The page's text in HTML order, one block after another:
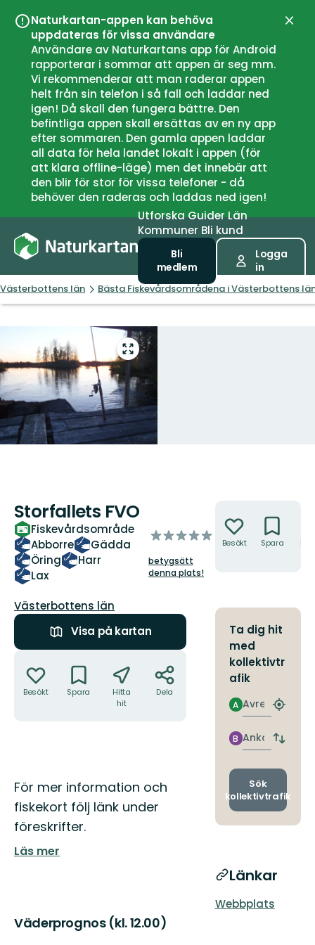
Naturkartan-appen kan behöva
uppdateras för vissa användare
Användare av Naturkartans app för Android
rapporterar i sommar att appen är seg mm.
Vi rekommenderar att man raderar appen
helt från sin telefon i så fall och laddar ned
igen! Då skall den fungera bättre. Den
befintliga appen skall ersättas av en ny app
efter sommaren. Den gamla appen laddar
all data för hela landet lokalt i appen (för
att klara offline-läge) men det innebär att
den blir för stor för vissa telefoner - då
behöver den raderas och laddas ned igen!
UtforskaGuiderLän
Kommuner Bli kund
Bli
medlem
Logga
in
Västerbottens län Bästa Fiskevårdsområdena i Västerbottens
Gå
till
helskärmsläge
Storfallets FVO
Fiskevårdsområde
Abborre
Gädda
Öring
Harr
Lax
av
stjärnor
betygsätt
denna plats!
Län:
Västerbottens län
Visa på kartan
Besökt Spara
Hitta
hit
Dela
Beskrivning
För mer information och
fiskekort följ länk under
föreskrifter.
Läs mer
Väderprognos (kl. 12.00)
Besökt Spara
Ta dig hit
med
kollektivtr
afik
Avresa
A
Hitta
Ankomst
B
Byt
och
Sök
kollektivtrafik
Länkar
Webbplats